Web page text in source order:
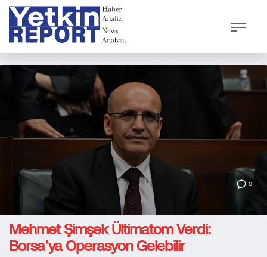
0
Mehmet Şimşek Ültimatom Verdi:
Borsa’ya Operasyon Gelebilir